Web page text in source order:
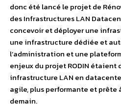
donc été lancé le projet de
des Infrastructures LAN
concevoir et déployer une
une infrastructure dédiée et
l’administration et une
enjeux du projet RODIN étaient
infrastructure LAN en
agile, plus performante et prête
demain.